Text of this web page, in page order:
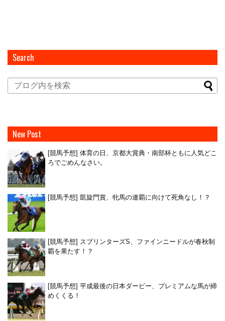
Search
New Post
[競馬予想] 体育の日、京都大賞典・南部杯ともに人気どこ
ろでごめんなさい。
[競馬予想] 凱旋門賞、牝馬の連覇に向けて死角なし！？
[競馬予想] スプリンターズS、ファインニードルが春秋制
覇を果たす！？
[競馬予想] 平成最後の日本ダービー、プレミアムな馬が締
めくくる！